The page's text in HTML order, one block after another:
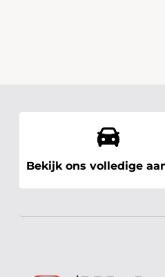
Bekijk ons volledige